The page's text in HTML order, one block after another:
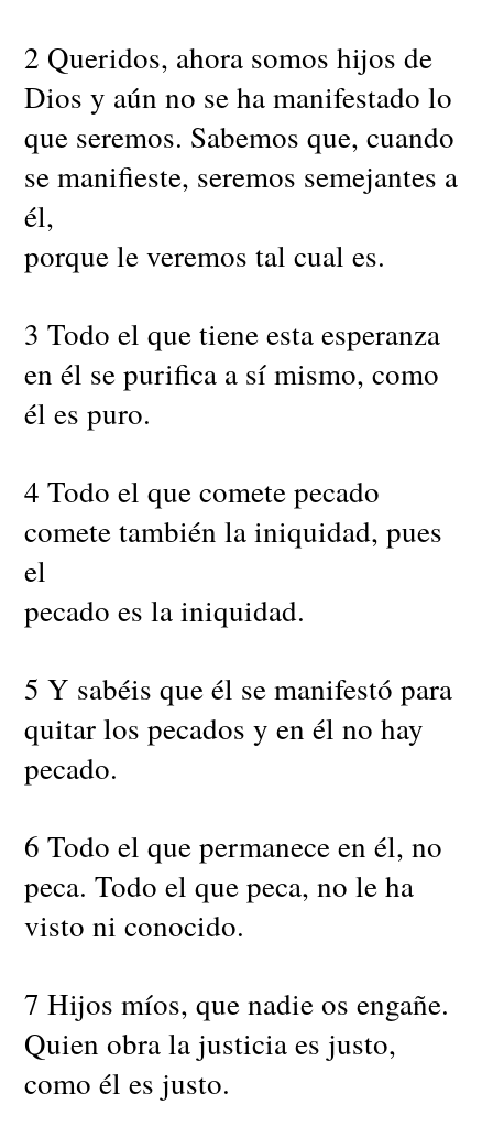
2 Queridos, ahora somos hijos de
Dios y aún no se ha manifestado lo
que seremos. Sabemos que, cuando
se manifieste, seremos semejantes a
él,
porque le veremos tal cual es.
3 Todo el que tiene esta esperanza
en él se purifica a sí mismo, como
él es puro.
4 Todo el que comete pecado
comete también la iniquidad, pues
el
pecado es la iniquidad.
5 Y sabéis que él se manifestó para
quitar los pecados y en él no hay
pecado.
6 Todo el que permanece en él, no
peca. Todo el que peca, no le ha
visto ni conocido.
7 Hijos míos, que nadie os engañe.
Quien obra la justicia es justo,
como él es justo.